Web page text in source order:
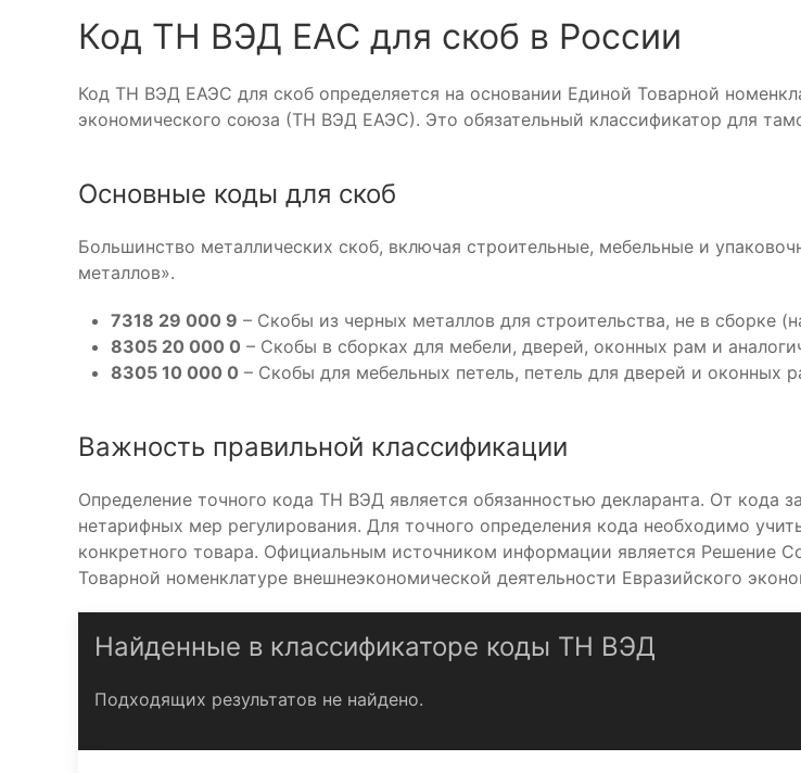
Код ТН ВЭД ЕАС для скоб в России
Код ТН ВЭД ЕАЭС для скоб определяется на основании Единой Товарной
экономического союза (ТН ВЭД ЕАЭС). Это обязательный классификатор для
Основные коды для скоб
Большинство металлических скоб, включая строительные, мебельные и
металлов».
7318 29 000 9 – Скобы из черных металлов для строительства, не в сборке
8305 20 000 0 – Скобы в сборках для мебели, дверей, оконных рам и
8305 10 000 0 – Скобы для мебельных петель, петель для дверей и оконных
Важность правильной классификации
Определение точного кода ТН ВЭД является обязанностью декларанта. От кода
нетарифных мер регулирования. Для точного определения кода необходимо
конкретного товара. Официальным источником информации является Решение
Товарной номенклатуре внешнеэкономической деятельности Евразийского
Найденные в классификаторе коды ТН ВЭД
Подходящих результатов не найдено.